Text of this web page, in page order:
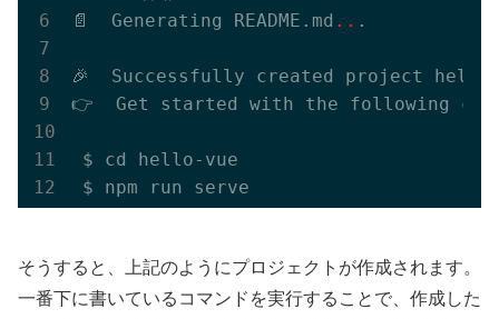
📄  Generating README.md .. .
🎉  Successfully created project
👉 Get started with the following
$ cd hello-vue
$ npm
run
そうすると、上記のようにプロジェクトが作成されます。
一番下に書いているコマンドを実行することで、作成した